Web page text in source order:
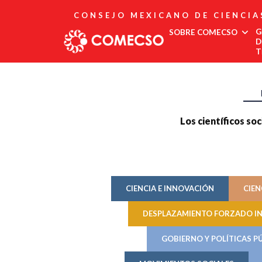
CONSEJO MEXICANO DE
SOBRE COMECSO
Estatutos
Los científicos
CIENCIA E INNOVACIÓN
DESPLAZAMIENTO FORZADO
GOBIERNO Y POLÍTICAS